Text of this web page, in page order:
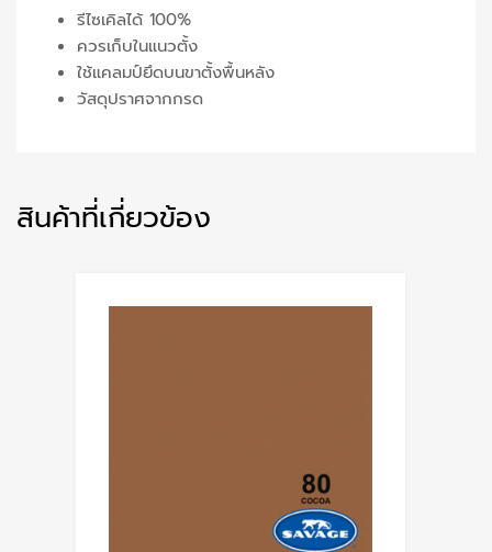
รีไซเคิลได้ 100%
ควรเก็บในแนวตั้ง
ใช้แคลมป์ยึดบนขาตั้งพื้นหลัง
วัสดุปราศจากกรด
สินค้าที่เกี่ยวข้อง